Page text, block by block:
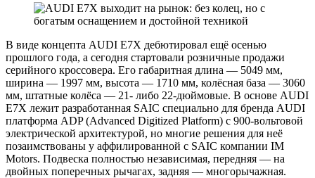
В виде концепта AUDI E7X дебютировал ещё осенью
прошлого года, а сегодня стартовали розничные продажи
серийного кроссовера. Его габаритная длина — 5049 мм,
ширина — 1997 мм, высота — 1710 мм, колёсная база — 3060
мм, штатные колёса — 21- либо 22-дюймовые. В основе AUDI
E7X лежит разработанная SAIC специально для бренда AUDI
платформа ADP (Advanced Digitized Platform) с 900-вольтовой
электрической архитектурой, но многие решения для неё
позаимствованы у аффилированной с SAIC компании IM
Motors. Подвеска полностью независимая, передняя — на
двойных поперечных рычагах, задняя — многорычажная.